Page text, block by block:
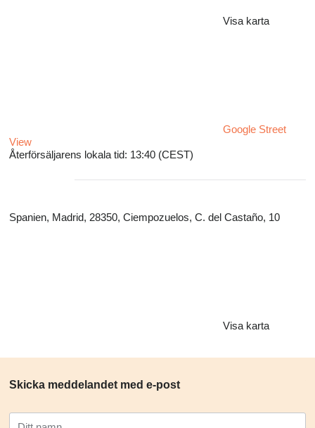
Visa karta
Google Street
View
Återförsäljarens lokala tid: 13:40 (CEST)
Spanien, Madrid, 28350, Ciempozuelos, C. del Castaño, 10
Visa karta
Skicka meddelandet med e-post